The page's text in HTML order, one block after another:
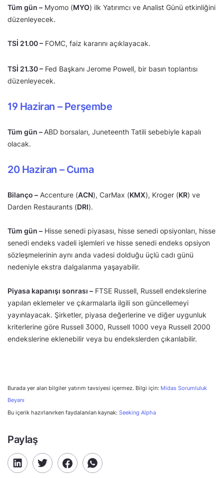
Tüm gün – Myomo (MYO) ilk Yatırımcı ve Analist Günü etkinliğini
düzenleyecek.
TSİ 21.00 – FOMC, faiz kararını açıklayacak.
TSİ 21.30 – Fed Başkanı Jerome Powell, bir basın toplantısı
düzenleyecek.
19 Haziran – Perşembe
Tüm gün – ABD borsaları, Juneteenth Tatili sebebiyle kapalı
olacak.
20 Haziran – Cuma
Bilanço – Accenture (ACN), CarMax (KMX), Kroger (KR) ve
Darden Restaurants (DRI).
Tüm gün – Hisse senedi piyasası, hisse senedi opsiyonları, hisse
senedi endeks vadeli işlemleri ve hisse senedi endeks opsiyon
sözleşmelerinin aynı anda vadesi dolduğu üçlü cadı günü
nedeniyle ekstra dalgalanma yaşayabilir.
Piyasa kapanışı sonrası – FTSE Russell, Russell endekslerine
yapılan eklemeler ve çıkarmalarla ilgili son güncellemeyi
yayınlayacak. Şirketler, piyasa değerlerine ve diğer uygunluk
kriterlerine göre Russell 3000, Russell 1000 veya Russell 2000
endekslerine eklenebilir veya bu endekslerden çıkarılabilir.
Burada yer alan bilgiler yatırım tavsiyesi içermez. Bilgi için: Midas Sorumluluk
Beyanı
Bu içerik hazırlanırken faydalanılan kaynak: Seeking Alpha
Paylaş